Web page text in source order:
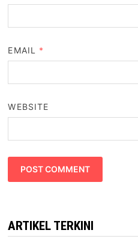
EMAIL *
WEBSITE
ARTIKEL TERKINI